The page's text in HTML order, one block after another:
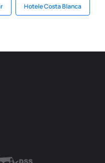
Hotele Costa Blanca